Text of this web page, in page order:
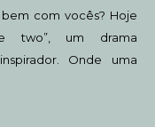
com vocês? Hoje
two”, um drama
Onde uma